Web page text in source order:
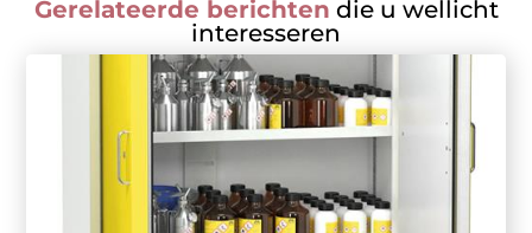
Gerelateerde berichten die u wellicht
interesseren